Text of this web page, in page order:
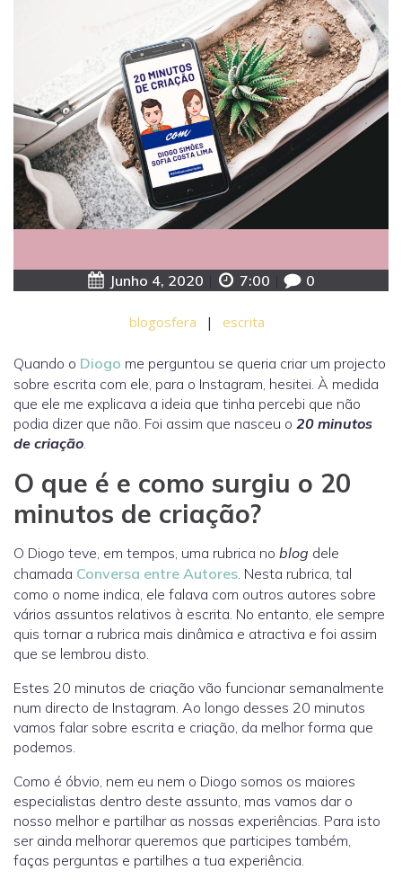
Junho 4, 2020 7:00 0
blogosfera | escrita
Quando o Diogo me perguntou se queria criar um projecto
sobre escrita com ele, para o Instagram, hesitei. À medida
que ele me explicava a ideia que tinha percebi que não
podia dizer que não. Foi assim que nasceu o 20 minutos
de criação.
O que é e como surgiu o 20
minutos de criação?
O Diogo teve, em tempos, uma rubrica no blog dele
chamada Conversa entre Autores. Nesta rubrica, tal
como o nome indica, ele falava com outros autores sobre
vários assuntos relativos à escrita. No entanto, ele sempre
quis tornar a rubrica mais dinâmica e atractiva e foi assim
que se lembrou disto.
Estes 20 minutos de criação vão funcionar semanalmente
num directo de Instagram. Ao longo desses 20 minutos
vamos falar sobre escrita e criação, da melhor forma que
podemos.
Como é óbvio, nem eu nem o Diogo somos os maiores
especialistas dentro deste assunto, mas vamos dar o
nosso melhor e partilhar as nossas experiências. Para isto
ser ainda melhorar queremos que participes também,
faças perguntas e partilhes a tua experiência.